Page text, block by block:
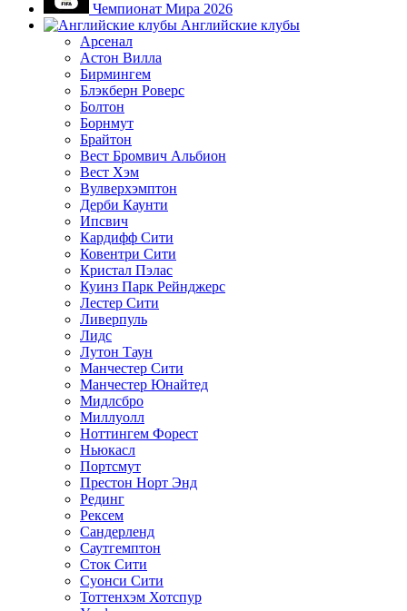
Чемпионат Мира 2026
Английские клубы
Арсенал
Астон Вилла
Бирмингем
Блэкберн Роверс
Болтон
Борнмут
Брайтон
Вест Бромвич Альбион
Вест Хэм
Вулверхэмптон
Дерби Каунти
Ипсвич
Кардифф Сити
Ковентри Сити
Кристал Пэлас
Куинз Парк Рейнджерс
Лестер Сити
Ливерпуль
Лидс
Лутон Таун
Манчестер Сити
Манчестер Юнайтед
Мидлсбро
Миллуолл
Ноттингем Форест
Ньюкасл
Портсмут
Престон Норт Энд
Рединг
Рексем
Сандерленд
Саутгемптон
Сток Сити
Суонси Сити
Тоттенхэм Хотспур